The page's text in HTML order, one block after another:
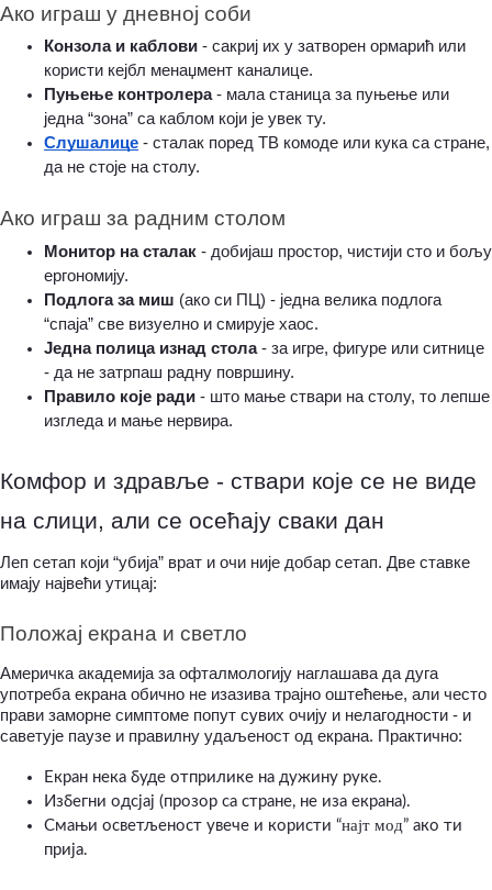
Ако играш у дневној соби
Конзола и каблови - сакриј их у затворен ормарић или
користи кејбл менаџмент каналице.
Пуњење контролера - мала станица за пуњење или
једна “зона” са каблом који је увек ту.
Слушалице - сталак поред ТВ комоде или кука са стране,
да не стоје на столу.
Ако играш за радним столом
Монитор на сталак - добијаш простор, чистији сто и бољу
ергономију.
Подлога за миш (ако си ПЦ) - једна велика подлога
“спаја” све визуелно и смирује хаос.
Једна полица изнад стола - за игре, фигуре или ситнице
- да не затрпаш радну површину.
Правило које ради - што мање ствари на столу, то лепше
изгледа и мање нервира.
Комфор и здравље - ствари које се не виде
на слици, али се осећају сваки дан
Леп сетап који “убија” врат и очи није добар сетап. Две ставке
имају највећи утицај:
Положај екрана и светло
Америчка академија за офталмологију наглашава да дуга
употреба екрана обично не изазива трајно оштећење, али често
прави заморне симптоме попут сувих очију и нелагодности - и
саветује паузе и правилну удаљеност од екрана. Практично:
Екран нека буде отприлике на дужину руке.
Избегни одсјај (прозор са стране, не иза екрана).
Смањи осветљеност увече и користи “најт мод” ако ти
прија.